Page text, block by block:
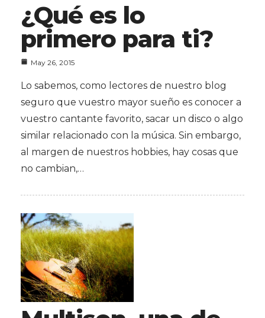
¿Qué es lo
primero para ti?
May 26, 2015
Lo sabemos, como lectores de nuestro blog
seguro que vuestro mayor sueño es conocer a
vuestro cantante favorito, sacar un disco o algo
similar relacionado con la música. Sin embargo,
al margen de nuestros hobbies, hay cosas que
no cambian,…